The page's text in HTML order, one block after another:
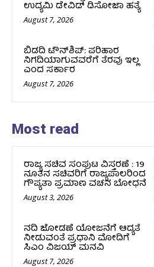
ಉದ್ಯಮಿ ಡೇವಿಡ್ ಡಿಸೋಜಾ ಹತ್ಯೆ
August 7, 2026
ಬಿಡದಿ ಟೌನ್‌ಶಿಪ್‌: ಪರಿಹಾರ
ನಿಗದಿಯಾಗುವವರೆಗೆ ತೆರವು ಇಲ್ಲ
ಎಂದ ಸರ್ಕಾರ
August 7, 2026
Most read
ರಾಜ್ಯ ಸಚಿವ ಸಂಪುಟ ವಿಸ್ತರಣೆ : 19
ನೂತನ ಸಚಿವರಿಗೆ ರಾಜ್ಯಪಾಲರಿಂದ
ಗೌಪ್ಯತಾ ಪ್ರಮಾಣ ವಚನ ಬೋಧನೆ
August 3, 2026
ನದಿ ಜೋಡಣೆ ಯೋಜನೆಗೆ ಆದ್ಯತೆ
ನೀಡುವಂತೆ ಪ್ರಧಾನಿ ಮೋದಿಗೆ
ಸಿಎಂ ವಿಜಯ್‌ ಮನವಿ
August 7, 2026